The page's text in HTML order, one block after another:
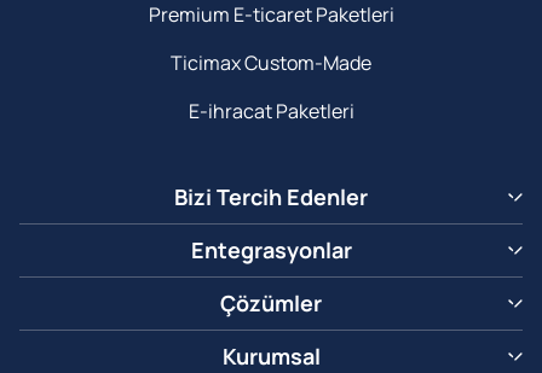
Premium E-ticaret Paketleri
Ticimax Custom-Made
E-ihracat Paketleri
Bizi Tercih Edenler
Entegrasyonlar
Çözümler
Kurumsal